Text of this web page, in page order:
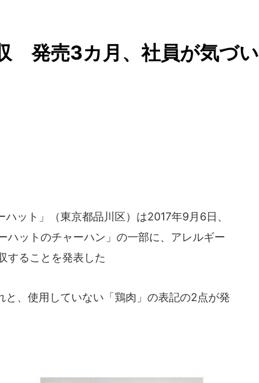
発売3カ月、社員が気づい
ット」（東京都品川区）は2017年9月6日、
ハットのチャーハン」の一部に、アレルギー
することを発表した
、使用していない「鶏肉」の表記の2点が発